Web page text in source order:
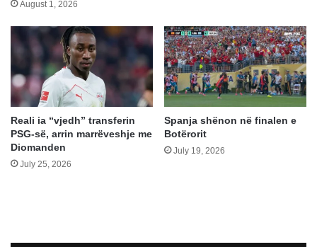
August 1, 2026
Reali ia “vjedh” transferin
PSG-së, arrin marrëveshje me
Diomanden
July 25, 2026
Spanja shënon në finalen e
Botërorit
July 19, 2026